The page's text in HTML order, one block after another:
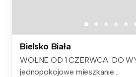
Bielsko Biała
WOLNE OD 1 CZERWCA. DO
jednopokojowe mieszkanie...